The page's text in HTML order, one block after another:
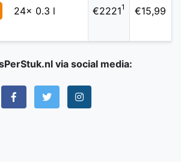
24x 0.3 l €22211 €15,99
via social media: